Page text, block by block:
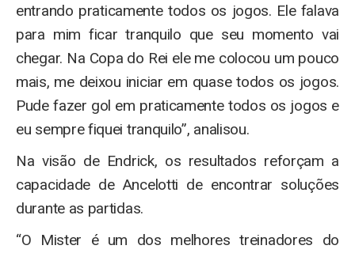
entrando praticamente todos os jogos. Ele falava
para mim ficar tranquilo que seu momento vai
chegar. Na Copa do Rei ele me colocou um pouco
mais, me deixou iniciar em quase todos os jogos.
Pude fazer gol em praticamente todos os jogos e
eu sempre fiquei tranquilo”, analisou.
Na visão de Endrick, os resultados reforçam a
capacidade de Ancelotti de encontrar soluções
durante as partidas.
“O Mister é um dos melhores treinadores do